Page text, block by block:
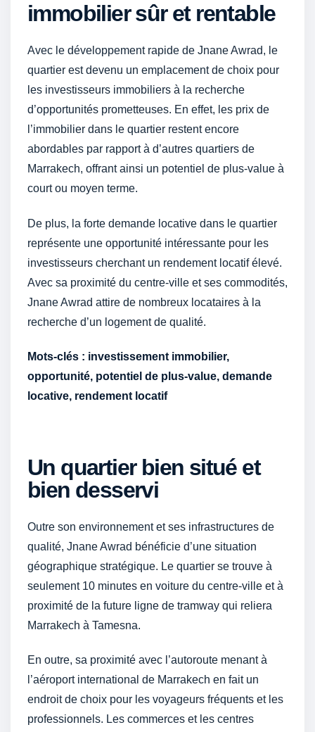
immobilier sûr et rentable
Avec le développement rapide de Jnane Awrad, le
quartier est devenu un emplacement de choix pour
les investisseurs immobiliers à la recherche
d’opportunités prometteuses. En effet, les prix de
l’immobilier dans le quartier restent encore
abordables par rapport à d’autres quartiers de
Marrakech, offrant ainsi un potentiel de plus-value à
court ou moyen terme.
De plus, la forte demande locative dans le quartier
représente une opportunité intéressante pour les
investisseurs cherchant un rendement locatif élevé.
Avec sa proximité du centre-ville et ses commodités,
Jnane Awrad attire de nombreux locataires à la
recherche d’un logement de qualité.
Mots-clés : investissement immobilier,
opportunité, potentiel de plus-value, demande
locative, rendement locatif
Un quartier bien situé et
bien desservi
Outre son environnement et ses infrastructures de
qualité, Jnane Awrad bénéficie d’une situation
géographique stratégique. Le quartier se trouve à
seulement 10 minutes en voiture du centre-ville et à
proximité de la future ligne de tramway qui reliera
Marrakech à Tamesna.
En outre, sa proximité avec l’autoroute menant à
l’aéroport international de Marrakech en fait un
endroit de choix pour les voyageurs fréquents et les
professionnels. Les commerces et les centres